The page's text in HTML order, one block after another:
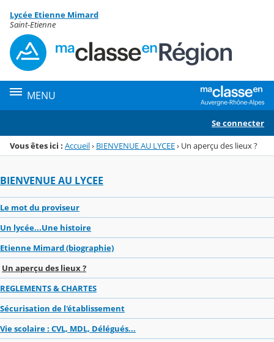
Menu de la rubrique
Contenu
Lycée Etienne Mimard
Saint-Etienne
MENU
Se connecter
Vous êtes ici : Accueil› BIENVENUE AU LYCEE› Un aperçu des lieux ?
BIENVENUE AU LYCEE
Le mot du proviseur
Un lycée...Une histoire
Etienne Mimard (biographie)
Un aperçu des lieux ?
REGLEMENTS & CHARTES
Sécurisation de l'établissement
Vie scolaire : CVL, MDL, Délégués...